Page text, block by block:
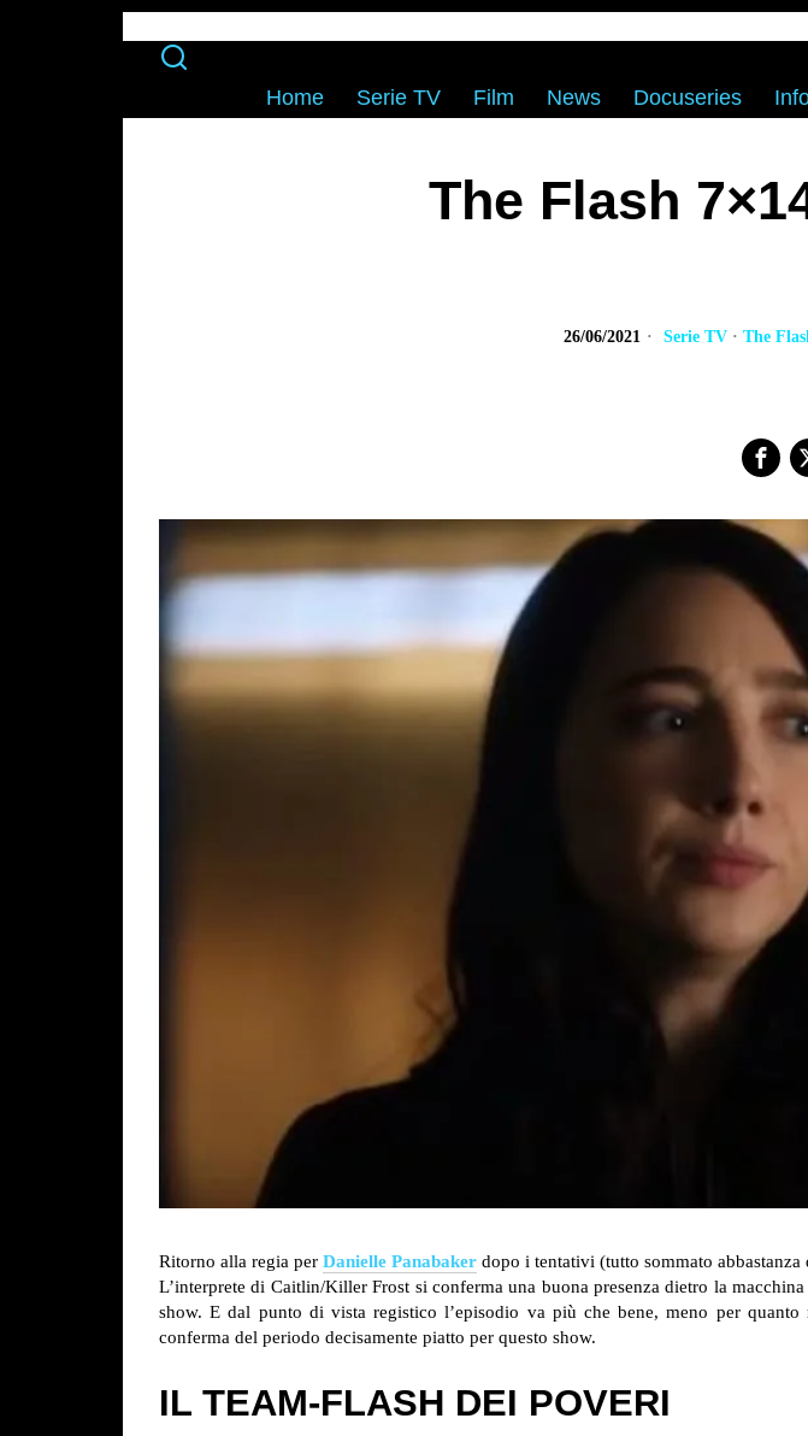
Home Serie TV Film News Docuseries
The Flash
26/06/2021 Serie TV · The
Ritorno alla regia per Danielle Panabaker dopo i tentativi (tutto sommato abbastanza
L’interprete di Caitlin/Killer Frost si conferma una buona presenza dietro la
show. E dal punto di vista registico l’episodio va più che bene, meno per
conferma del periodo decisamente piatto per questo show.
IL TEAM-FLASH DEI POVERI